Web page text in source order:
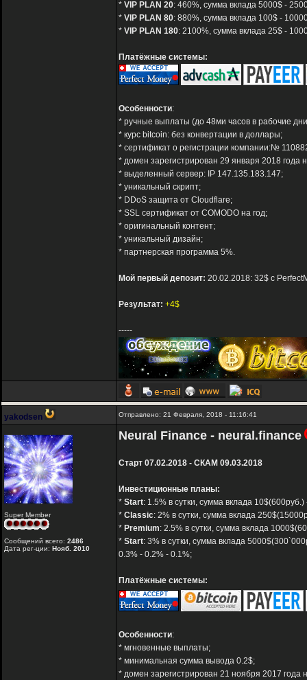
* VIP PLAN 20: 460%, сумма вклада 5000$ -
* VIP PLAN 80: 880%, сумма вклада 100$ -
* VIP PLAN 180: 2100%, сумма вклада 25$ -
Платёжные системы:
Особенности:
* ручные выплаты (до 48ми часов в рабочие
* курс bitcoin: без конвертации в доллары;
* сертификат о регистрации компании:№
* домен зарегистрирован 29 января 2018 года
* выделенный сервер: IP 147.135.183.147;
* уникальный скрипт;
* DDoS защита от Cloudflare;
* SSL сертификат от COMODO на год;
* оригинальный контент;
* уникальный дизайн;
* партнерская программа 5%.
Мой первый депозит: 20.02.2018: 32$ с
Результат: +4$
-----
yakodsen Отправлено: 21 Февраля, 2018 - 11:16:41
Super Member
Сообщений всего: 2486
Дата рег-ции: Нояб. 2010
Neural Finance - neural.finance
Старт 07.02.2018 - СКАМ 09.03.2018
Инвестиционные планы:
* Start: 1.5% в сутки, сумма вклада
* Classic: 2% в сутки, сумма вклада
* Premium: 2.5% в сутки, сумма вклада
* Start: 3% в сутки, сумма вклада
0.3% - 0.2% - 0.1%;
Платёжные системы:
Особенности:
* мгновенные выплаты;
* минимальная сумма вывода 0.2$;
* домен зарегистрирован 21 ноября 2017 года